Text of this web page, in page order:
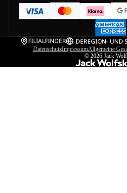
FILIALFINDER DEREGION- UND
DatenschutzImpressumAllgemeine
© 2026 Jack